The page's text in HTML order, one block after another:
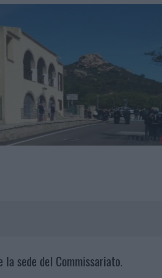
sede del Commissariato.